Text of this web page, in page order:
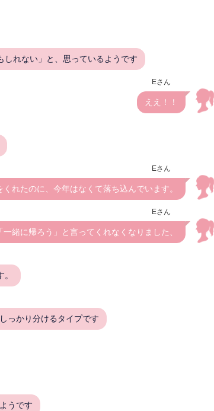
れない」と、思っているようです
Eさん
ええ！！
Eさん
れたのに、今年はなくて落ち込んでいます。
Eさん
緒に帰ろう」と言ってくれなくなりました、
っかり分けるタイプです
うです